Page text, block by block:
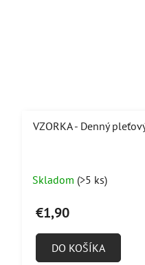
VZORKA - Denný
Skladom (>5 ks)
€1,90
DO KOŠÍKA